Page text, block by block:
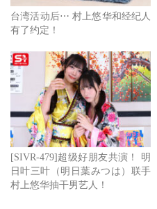
台湾活动后⋯ 村上悠华和经纪人
有了约定！
[SIVR-479]超级好朋友共演！ 明
日叶三叶（明日葉みつは）联手
村上悠华抽干男艺人！